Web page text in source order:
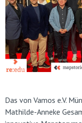
Das von Vamos e.V.
Mathilde-Anneke